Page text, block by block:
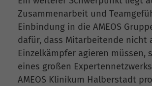
Zusammenarbeit und
Einbindung in die AMEOS
dafür, dass Mitarbeitende nicht
Einzelkämpfer agieren müssen,
eines großen
AMEOS Klinikum Halberstadt